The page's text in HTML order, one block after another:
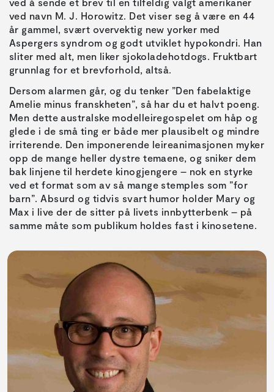
ved navn M. J. Horowitz. Det viser seg å være en 44
år gammel, svært overvektig new yorker med
Aspergers syndrom og godt utviklet hypokondri. Han
sliter med alt, men liker sjokoladehotdogs. Fruktbart
grunnlag for et brevforhold, altså.
Dersom alarmen går, og du tenker ”Den fabelaktige
Amelie minus franskheten”, så har du et halvt poeng.
Men dette australske modelleiregospelet om håp og
glede i de små ting er både mer plausibelt og mindre
irriterende. Den imponerende leireanimasjonen myker
opp de mange heller dystre temaene, og sniker dem
bak linjene til herdete kinogjengere – nok en styrke
ved et format som av så mange stemples som ”for
barn”. Absurd og tidvis svart humor holder Mary og
Max i live der de sitter på livets innbytterbenk – på
samme måte som publikum holdes fast i kinosetene.